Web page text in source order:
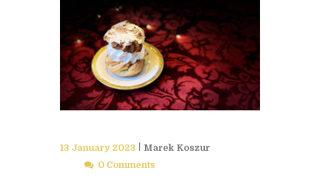
13 January 2023
Marek Koszur
0 Comments